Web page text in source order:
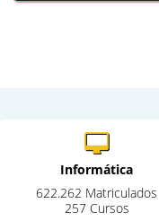
Informática
622.262 Matriculados
257 Cursos